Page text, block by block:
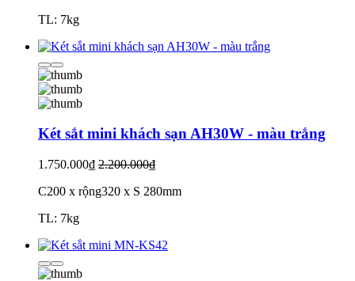
TL: 7kg
Két sắt mini khách sạn AH30W - màu trắng
1.750.000₫ 2.200.000₫
C200 x rộng320 x S 280mm
TL: 7kg